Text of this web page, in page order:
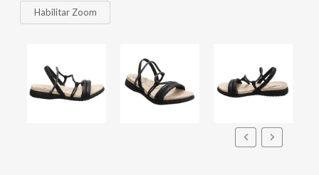
Habilitar Zoom